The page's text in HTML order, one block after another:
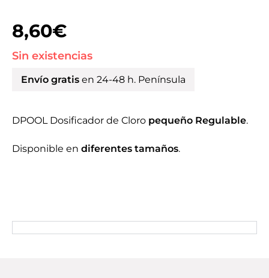
8,60€
Sin existencias
Envío gratis en 24-48 h. Península
DPOOL Dosificador de Cloro pequeño Regulable.
Disponible en diferentes tamaños.